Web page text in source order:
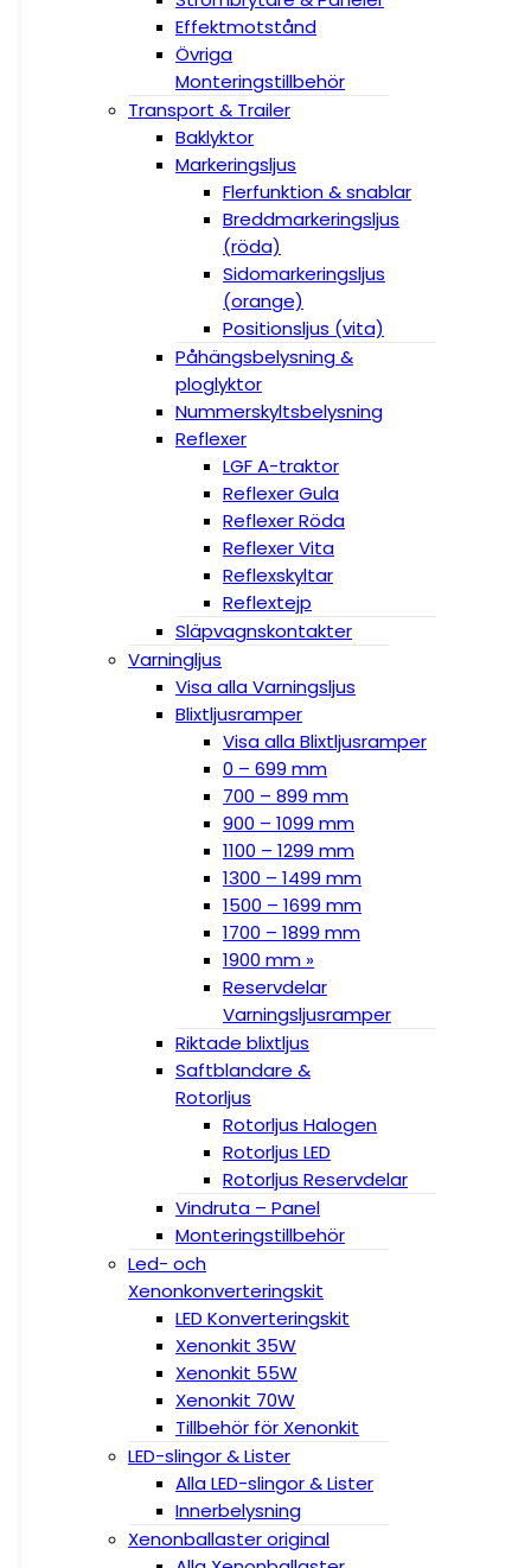
Effektmotstånd
Övriga
Monteringstillbehör
Transport & Trailer
Baklyktor
Markeringsljus
Flerfunktion & snablar
Breddmarkeringsljus
(röda)
Sidomarkeringsljus
(orange)
Positionsljus (vita)
Påhängsbelysning &
ploglyktor
Nummerskyltsbelysning
Reflexer
LGF A-traktor
Reflexer Gula
Reflexer Röda
Reflexer Vita
Reflexskyltar
Reflextejp
Släpvagnskontakter
Varningljus
Visa alla Varningsljus
Blixtljusramper
Visa alla Blixtljusramper
0 – 699 mm
700 – 899 mm
900 – 1099 mm
1100 – 1299 mm
1300 – 1499 mm
1500 – 1699 mm
1700 – 1899 mm
1900 mm »
Reservdelar
Varningsljusramper
Riktade blixtljus
Saftblandare &
Rotorljus
Rotorljus Halogen
Rotorljus LED
Rotorljus Reservdelar
Vindruta – Panel
Monteringstillbehör
Led- och
Xenonkonverteringskit
LED Konverteringskit
Xenonkit 35W
Xenonkit 55W
Xenonkit 70W
Tillbehör för Xenonkit
LED-slingor & Lister
Alla LED-slingor & Lister
Innerbelysning
Xenonballaster original